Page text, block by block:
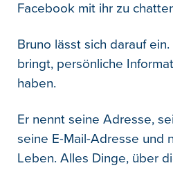
Facebook mit ihr zu
Bruno lässt sich darauf
bringt, persönliche
haben.
Er nennt seine Adresse,
seine E-Mail-Adresse und
Leben. Alles Dinge, über